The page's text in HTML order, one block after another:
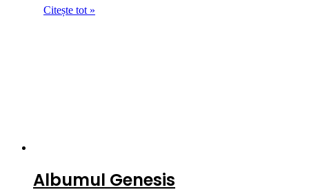
Citește tot »
Albumul Genesis